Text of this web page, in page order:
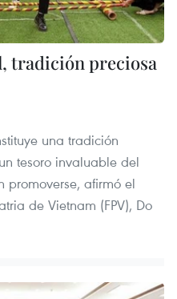
tradición preciosa
una tradición
tesoro invaluable del
promoverse, afirmó el
de Vietnam (FPV), Do